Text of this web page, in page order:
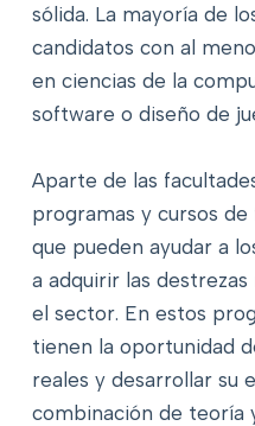
sólida. La mayoría de
candidatos con al
en ciencias de la
software o diseño de
Aparte de las
programas y cursos
que pueden ayudar a
a adquirir las
el sector. En estos
tienen la oportunidad
reales y desarrollar su
combinación de teoría